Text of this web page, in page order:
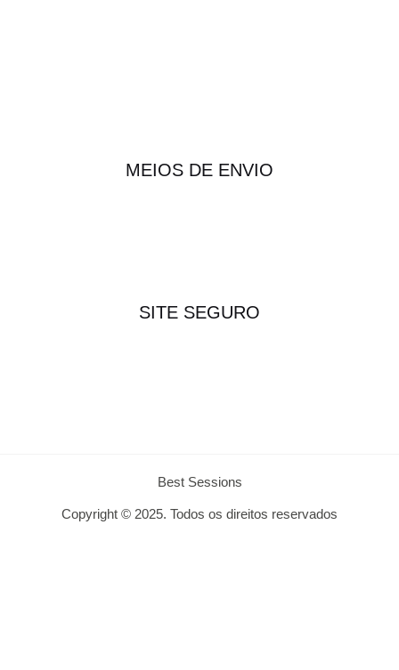
MEIOS DE ENVIO
SITE SEGURO
Best Sessions
Copyright © 2025. Todos os direitos reservados